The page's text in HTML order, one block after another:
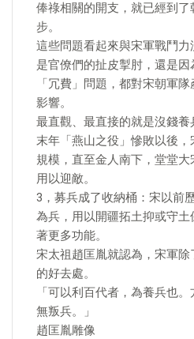
俸祿相關的開支，就已經到
步。
這些問題看起來與宋軍戰鬥
是官僚們的扯皮掣肘，還是
「冗費」問題，都對宋朝軍
影響。
最直觀、最直接的就是沒錢
末年「燕山之役」慘敗以後
規模，直至金人南下，堂堂
用以迎敵。
3，募兵成了收納桶：宋以前
為兵，用以開疆拓土抑或守
著更多功能。
宋太祖趙匡胤就認為，宋軍
的好去處。
「可以利百代者，為養兵也
無叛兵。」
趙匡胤雕像